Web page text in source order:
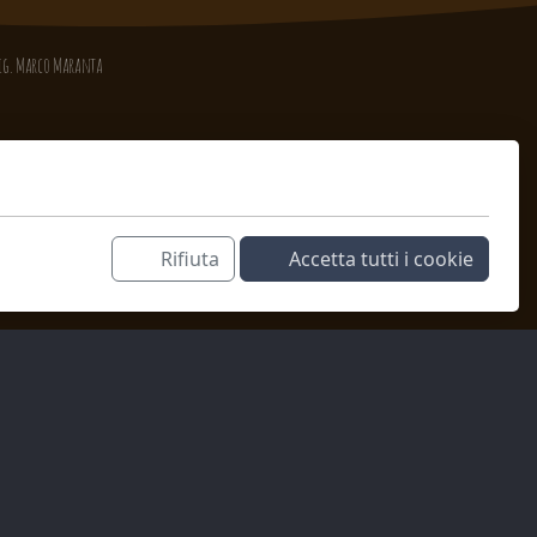
Marco Maranta
Rifiuta Accetta tutti i cookie